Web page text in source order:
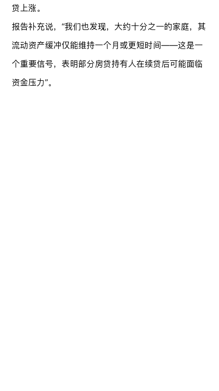
贷上涨。
报告补充说，“我们也发现，大约十分之一的家庭，其
流动资产缓冲仅能维持一个月或更短时间——这是一
个重要信号，表明部分房贷持有人在续贷后可能面临
资金压力”。